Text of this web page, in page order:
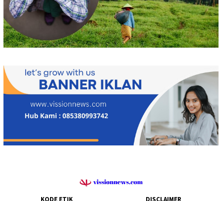
KODE ETIK DISCLAIMER